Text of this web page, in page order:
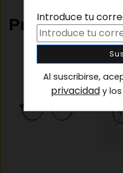
Productos
Introduce tu
Al suscribirse,
privacidady los